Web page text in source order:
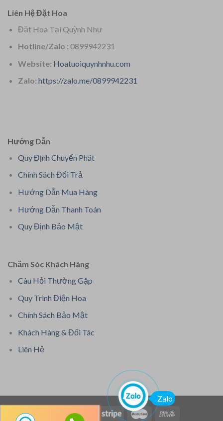
Liên Hệ Đặt Hoa
Đặt Hoa Tại Quỳnh Như
Hotline/Zalo : 0899942231
Website: Hoatuoiquynhnhu.com
Zalo: https://zalo.me/0899942231
Hướng Dẫn
Quy Định Chuyển Phát
Chính Sách Đổi Trả
Hướng Dẫn Mua Hàng
Hướng Dẫn Thanh Toán
Quy Định Bảo Mật
Chăm Sóc Khách Hàng
Câu Hỏi Thường Gặp
Quy Trình Điện Hoa
Chính Sách Bảo Mật
Khách Hàng & Đối Tác
Liên Hệ
Zalo